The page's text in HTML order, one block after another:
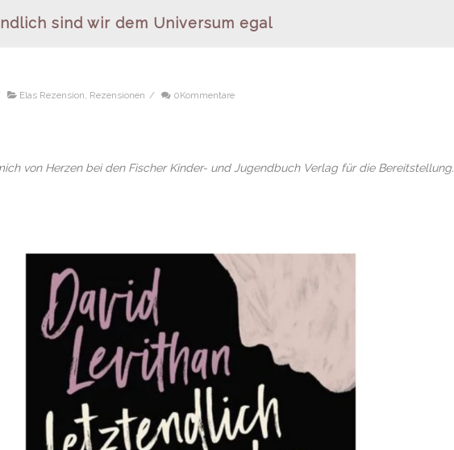
sind wir dem Universum egal
Elas Rezension, Rezensionen / 0Kommentare
von Herzen bei den Fischer Kinder- und Jugendbuch Verlag für die Bereitstellung.